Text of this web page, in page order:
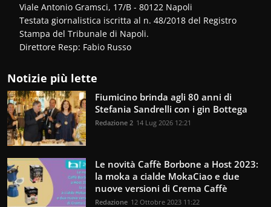
Viale Antonio Gramsci, 17/B - 80122 Napoli
Testata giornalistica iscritta al n. 48/2018 del Registro
Stampa del Tribunale di Napoli.
Direttore Resp: Fabio Russo
Notizie più lette
Fiumicino brinda agli 80 anni di
Stefania Sandrelli con i gin Bottega
Redazione 2 14 Lug 2026 12:21
Le novità Caffè Borbone a Host 2023:
la moka a cialde MokaCiao e due
nuove versioni di Crema Caffè
Redazione 12 Ottobre 2023 11:22